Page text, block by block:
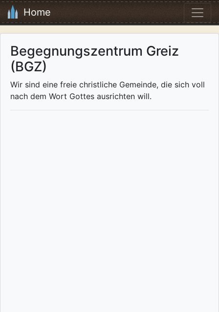
Home
Begegnungszentrum Greiz
(BGZ)
Wir sind eine freie christliche Gemeinde, die sich voll
nach dem Wort Gottes ausrichten will.